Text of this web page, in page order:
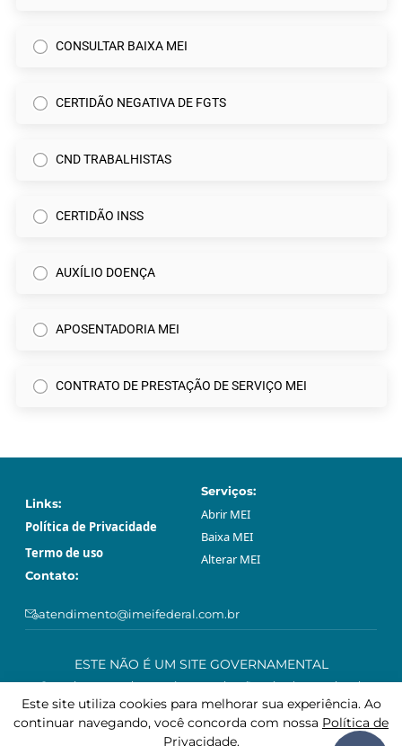
CONSULTAR BAIXA MEI
CERTIDÃO NEGATIVA DE FGTS
CND TRABALHISTAS
CERTIDÃO INSS
AUXÍLIO DOENÇA
APOSENTADORIA MEI
CONTRATO DE PRESTAÇÃO DE SERVIÇO MEI
Links:
Política de Privacidade
Termo de uso
Serviços:
Abrir МЕI
Baixa МЕI
Alterar МЕI
Contato:
atendimento@imeifederal.com.br
ESTE NÃO É UM SITE GOVERNAMENTAL
O serviço prestado através neste site são privado e opcional.
Podem ser feitos gratuitamente sem o acompanhamento profissional
deste site, através da plataforma governamental gov.br.
Este site utiliza cookies para melhorar sua experiência. Ao
continuar navegando, você concorda com nossa Política de
Privacidade.